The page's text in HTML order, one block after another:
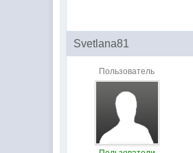
Svetlana81
Пользователь